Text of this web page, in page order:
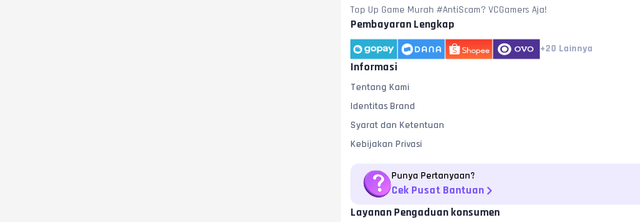
Top Up Game Murah #AntiScam? VCGamers Aja!
Pembayaran Lengkap
+20 Lainnya
Informasi
Tentang Kami
Identitas Brand
Syarat dan Ketentuan
Kebijakan Privasi
Punya Pertanyaan?
Cek Pusat Bantuan
Layanan Pengaduan konsumen